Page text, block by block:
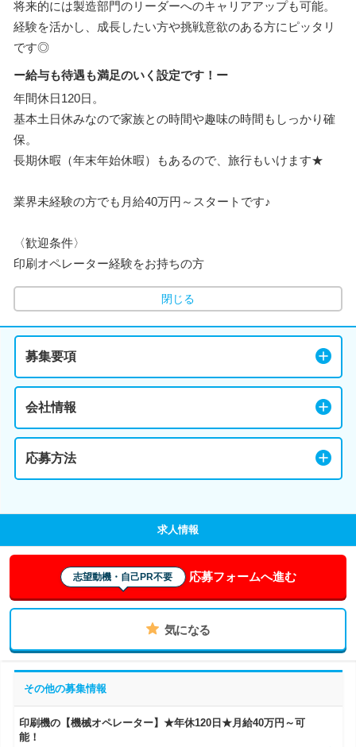
将来的には製造部門のリーダーへのキャリアアップも可能。
経験を活かし、成長したい方や挑戦意欲のある方にピッタリ
です◎
ー給与も待遇も満足のいく設定です！ー
年間休日120日。
基本土日休みなので家族との時間や趣味の時間もしっかり確
保。
長期休暇（年末年始休暇）もあるので、旅行もいけます★
業界未経験の方でも月給40万円～スタートです♪
〈歓迎条件〉
印刷オペレーター経験をお持ちの方
閉じる
募集要項
会社情報
応募方法
求人情報
志望動機・自己PR不要 応募フォームへ進む
気になる
その他の募集情報
印刷機の【機械オペレーター】★年休120日★月給40万円～可
能！